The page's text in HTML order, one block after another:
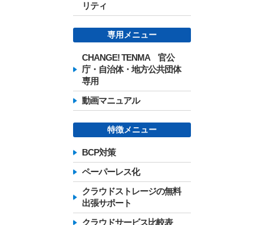
リティ
専用メニュー
CHANGE! TENMA 官公
庁・自治体・地方公共団体
専用
動画マニュアル
特徴メニュー
BCP対策
ペーパーレス化
クラウドストレージの無料
出張サポート
クラウドサービス比較表